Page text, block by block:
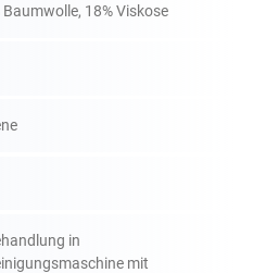
Baumwolle, 18% Viskose
in
mit